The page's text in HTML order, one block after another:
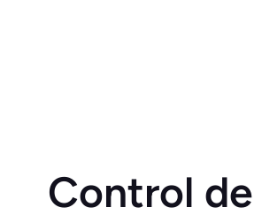
Control